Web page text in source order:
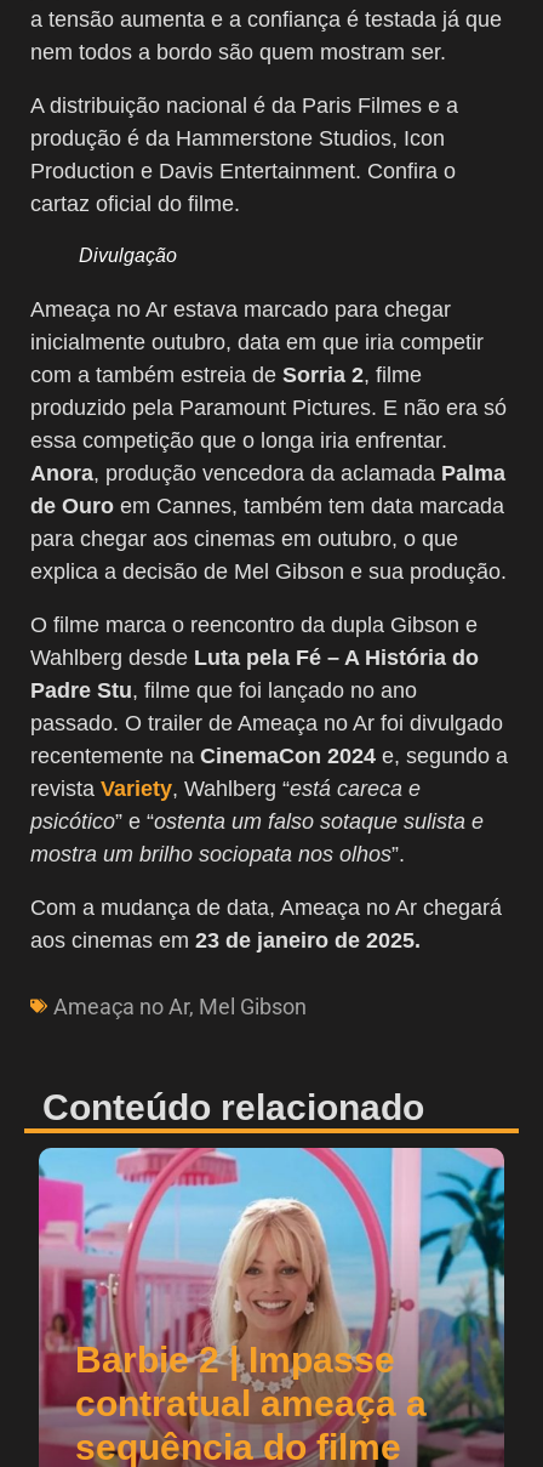
a tensão aumenta e a confiança é testada já que
nem todos a bordo são quem mostram ser.
A distribuição nacional é da Paris Filmes e a
produção é da Hammerstone Studios, Icon
Production e Davis Entertainment. Confira o
cartaz oficial do filme.
Divulgação
Ameaça no Ar estava marcado para chegar
inicialmente outubro, data em que iria competir
com a também estreia de Sorria 2, filme
produzido pela Paramount Pictures. E não era só
essa competição que o longa iria enfrentar.
Anora, produção vencedora da aclamada Palma
de Ouro em Cannes, também tem data marcada
para chegar aos cinemas em outubro, o que
explica a decisão de Mel Gibson e sua produção.
O filme marca o reencontro da dupla Gibson e
Wahlberg desde Luta pela Fé – A História do
Padre Stu, filme que foi lançado no ano
passado. O trailer de Ameaça no Ar foi divulgado
recentemente na CinemaCon 2024 e, segundo a
revista Variety, Wahlberg “está careca e
psicótico” e “ostenta um falso sotaque sulista e
mostra um brilho sociopata nos olhos”.
Com a mudança de data, Ameaça no Ar chegará
aos cinemas em 23 de janeiro de 2025.
Ameaça no Ar, Mel Gibson
Conteúdo relacionado
Barbie 2 | Impasse
contratual ameaça a
sequência do filme